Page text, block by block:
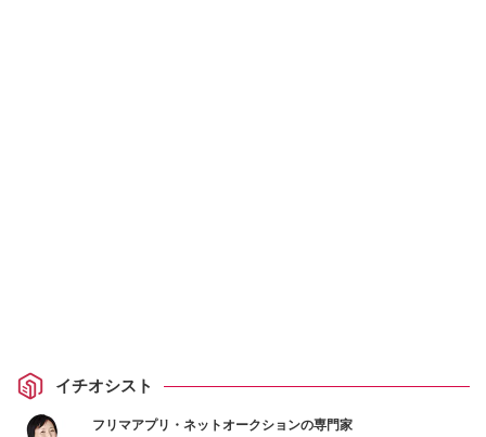
イチオシスト
フリマアプリ・ネットオークションの専門家